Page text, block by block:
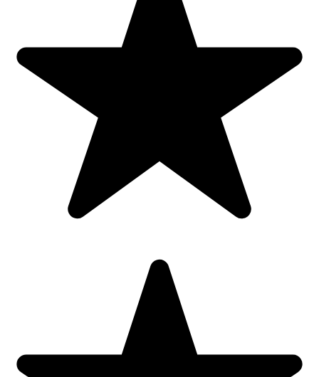
feriti jucaria/produsul de temperaturi ridicate si umiditate.
Jucaria/produsul se poate curata cu o carpa usor umeda. Stergeti si
uscati la aer imediat dupa curatare.
Material piese 6372: Textil; Tip produs: [5704]: Spirala; Pentru |
9084: Baieti;